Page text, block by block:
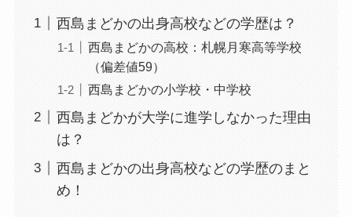
西島まどかの出身高校などの学歴は？
西島まどかの高校：札幌月寒高等学校
（偏差値59）
西島まどかの小学校・中学校
西島まどかが大学に進学しなかった理由
は？
西島まどかの出身高校などの学歴のまと
め！